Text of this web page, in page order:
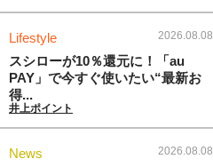
Lifestyle 2026.08.08
スシローが10％還元に！「au
PAY」で今すぐ使いたい“最新お
得...
井上ポイント
News 2026.08.08